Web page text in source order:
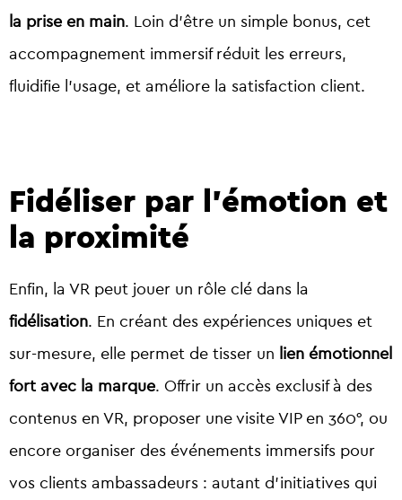
la prise en main. Loin d’être un simple bonus, cet
accompagnement immersif réduit les erreurs,
fluidifie l’usage, et améliore la satisfaction client.
Fidéliser par l’émotion et
la proximité
Enfin, la VR peut jouer un rôle clé dans la
fidélisation. En créant des expériences uniques et
sur-mesure, elle permet de tisser un lien émotionnel
fort avec la marque. Offrir un accès exclusif à des
contenus en VR, proposer une visite VIP en 360°, ou
encore organiser des événements immersifs pour
vos clients ambassadeurs : autant d’initiatives qui